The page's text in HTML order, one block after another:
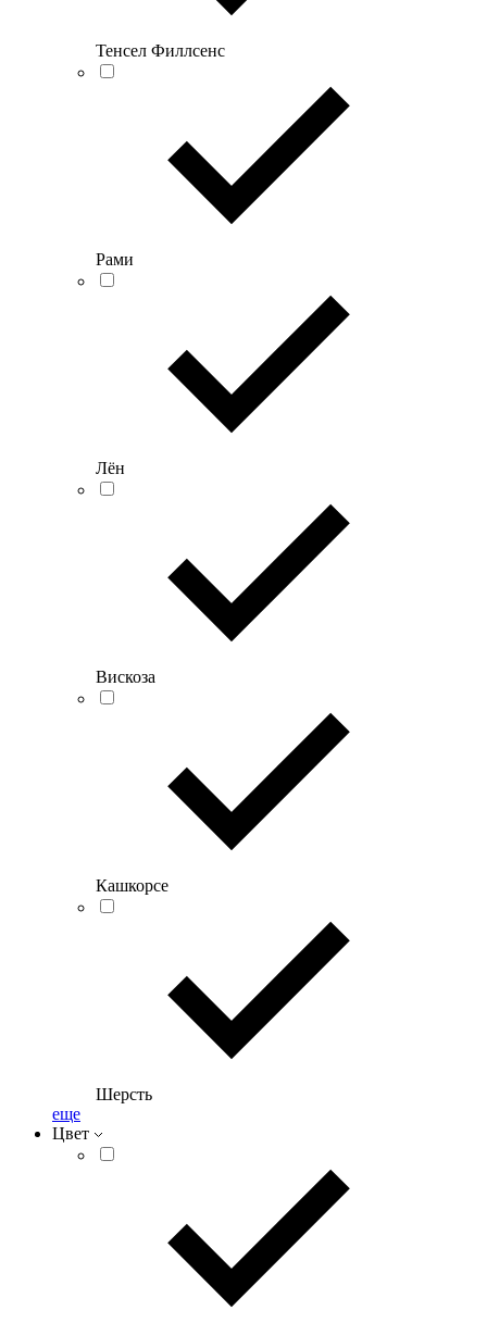
Тенсел Филлсенс
Рами
Лён
Вискоза
Кашкорсе
Шерсть
еще
Цвет